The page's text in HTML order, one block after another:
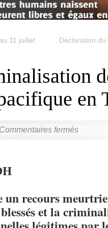
11 juillet
Déclaration
en
Commentaires fermés
recours
et la